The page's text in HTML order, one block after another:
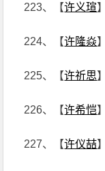
223、【许义瑄
224、【许隆焱
225、【许祈思
226、【许希恺
227、【许仪喆